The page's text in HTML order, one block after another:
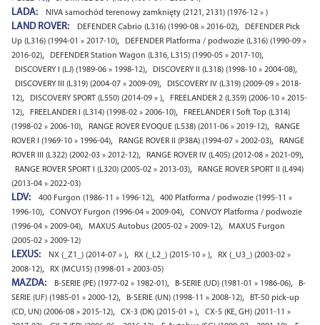
LADA: NIVA samochód terenowy zamknięty (2121, 2131) (1976-12 » )
LAND ROVER: DEFENDER Cabrio (L316) (1990-08 » 2016-02),
DEFENDER Pick
Up (L316) (1994-01 » 2017-10),
DEFENDER Platforma / podwozie (L316) (1990-09 »
2016-02), DEFENDER Station Wagon (L316, L315) (1990-05 » 2017-10),
DISCOVERY I (LJ) (1989-06 » 1998-12), DISCOVERY II (L318) (1998-10 » 2004-08),
DISCOVERY III (L319) (2004-07 » 2009-09),
DISCOVERY IV (L319) (2009-09 » 2018-
12), DISCOVERY SPORT (L550) (2014-09 » ),
FREELANDER 2 (L359) (2006-10 » 2015-
12), FREELANDER I (L314) (1998-02 » 2006-10),
FREELANDER I Soft Top (L314)
(1998-02 » 2006-10), RANGE ROVER EVOQUE (L538) (2011-06 » 2019-12),
RANGE
ROVER I (1969-10 » 1996-04), RANGE ROVER II (P38A) (1994-07 » 2002-03),
RANGE
ROVER III (L322) (2002-03 » 2012-12), RANGE ROVER IV (L405) (2012-08 » 2021-09),
RANGE ROVER SPORT I (L320) (2005-02 » 2013-03),
RANGE ROVER SPORT II (L494)
(2013-04 » 2022-03)
LDV: 400 Furgon (1986-11 » 1996-12),
400 Platforma / podwozie (1995-11 »
1996-10), CONVOY Furgon (1996-04 » 2009-04),
CONVOY Platforma / podwozie
(1996-04 » 2009-04), MAXUS Autobus (2005-02 » 2009-12),
MAXUS Furgon
(2005-02 » 2009-12)
LEXUS: NX (_Z1_) (2014-07 » ), RX (_L2_) (2015-10 » ),
RX (_U3_) (2003-02 »
2008-12), RX (MCU15) (1998-01 » 2003-05)
MAZDA: B-SERIE (PE) (1977-02 » 1982-01), B-SERIE (UD) (1981-01 » 1986-06),
B-
SERIE (UF) (1985-01 » 2000-12), B-SERIE (UN) (1998-11 » 2008-12),
BT-50 pick-up
(CD, UN) (2006-08 » 2015-12), CX-3 (DK) (2015-01 » ),
CX-5 (KE, GH) (2011-11 »